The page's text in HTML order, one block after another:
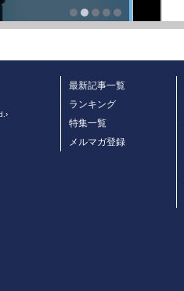
最新記事一覧
ランキング
特集一覧
メルマガ登録